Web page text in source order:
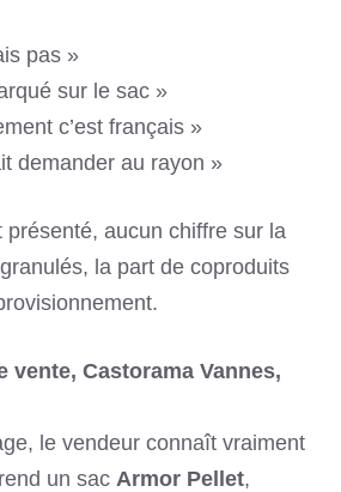
pas »
sur le sac »
c’est français »
demander au rayon »
présenté, aucun chiffre sur la
la part de coproduits
vente, Castorama Vannes,
le vendeur connaît vraiment
un sac Armor Pellet,